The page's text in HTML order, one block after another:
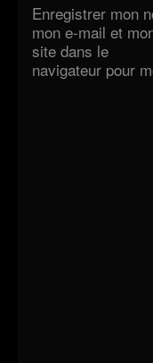
Enregistrer mon
mon e-mail et
site dans le
navigateur pour